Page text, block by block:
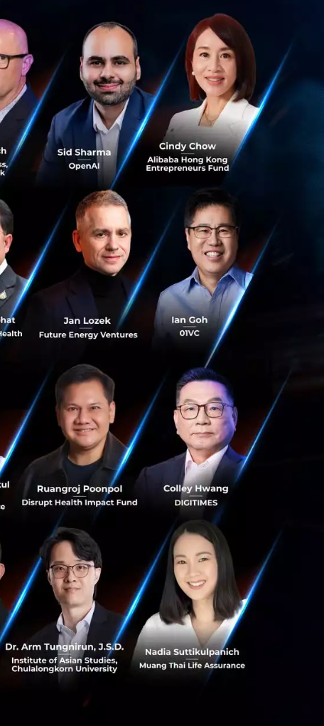
ยกทัพผู้เชี่ยวชาญแนะนำธุรกิจ
Capital) ของบริษัท อินทัช โฮลดิ้งส์ จำกัด (มหาชน)
ารผู้อำนวยการ สายงานบริหารการลงทุน และหัวหน้า
Team
Entrepreneur
ร่วมทีมนักพัฒนาของ Line ประเทศไทย
ร่วมทีมเพิ่ม
Startup ไทยรายแรก โดยคว้า DGM 59 มาเป็นนัก
16 มิถุนายนที่ผ่านมา ล่าสุด LINE ก็ได้เปิดใจเกี่ยวกับ
Team
เพิ่มฐานลูกค้าจากศูนย์ถึงแสนแบบติด
นมาก แต่หลายครั้งที่สตาร์ทอัพไทยมักจะมองแต่ตลาด
พาธุรกิจไปต่อยอดหรือขยายไปยังต่างประเทศ ซึ่งเป็น
Team